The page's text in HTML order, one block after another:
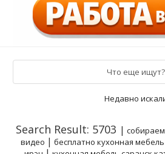
Что еще ищут?
Недавно
Search Result: 5703 |
видео | бесплатно кухонная